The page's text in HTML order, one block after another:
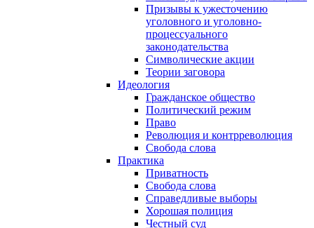
Призывы к ужесточению
уголовного и уголовно-
процессуального
законодательства
Символические акции
Теории заговора
Идеология
Гражданское общество
Политический режим
Право
Революция и контрреволюция
Свобода слова
Практика
Приватность
Свобода слова
Справедливые выборы
Хорошая полиция
Честный суд